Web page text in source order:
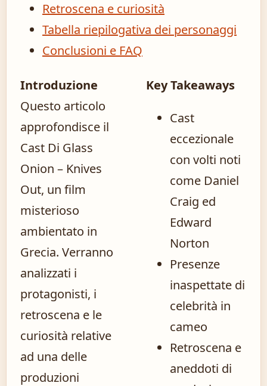
Retroscena e curiosità
Tabella riepilogativa dei personaggi
Conclusioni e FAQ
Introduzione
Questo articolo
approfondisce il
Cast Di Glass
Onion – Knives
Out, un film
misterioso
ambientato in
Grecia. Verranno
analizzati i
protagonisti, i
retroscena e le
curiosità relative
ad una delle
produzioni
Key Takeaways
Cast
eccezionale
con volti noti
come Daniel
Craig ed
Edward
Norton
Presenze
inaspettate di
celebrità in
cameo
Retroscena e
aneddoti di